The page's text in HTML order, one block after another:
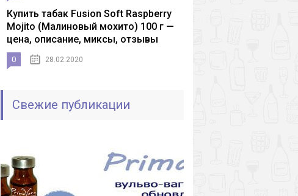
Купить табак Fusion Soft Raspberry
Mojito (Малиновый мохито) 100 г —
цена, описание, миксы, отзывы
0 28.02.2020
Свежие публикации